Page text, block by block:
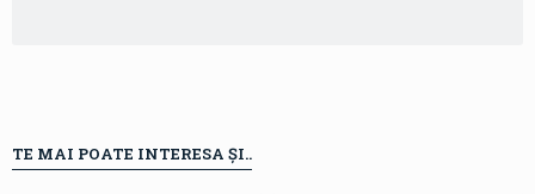
TE MAI POATE INTERESA ȘI..